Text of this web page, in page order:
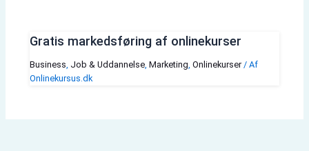
Gratis markedsføring af onlinekurser
Business, Job & Uddannelse, Marketing, Onlinekurser/ Af
Onlinekursus.dk